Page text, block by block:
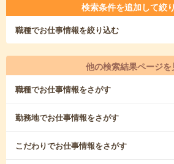
検索条件を追加して絞
職種でお仕事情報を絞り込む
他の検索結果ページを
職種でお仕事情報をさがす
勤務地でお仕事情報をさがす
こだわりでお仕事情報をさがす